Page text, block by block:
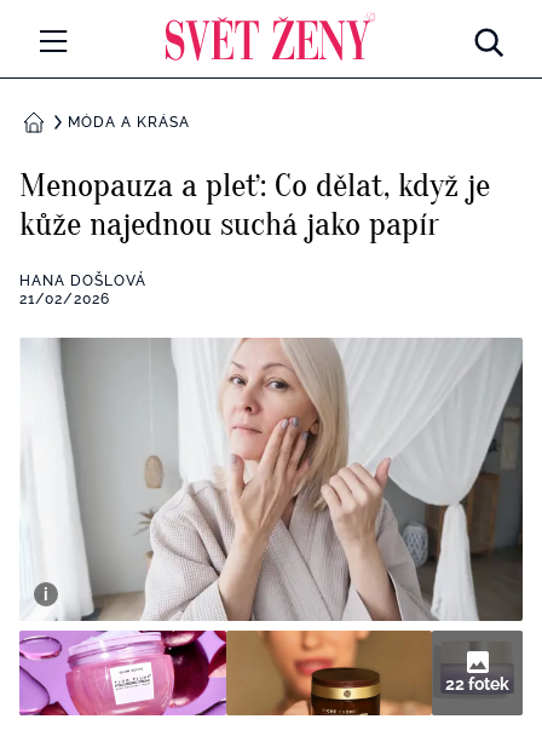
Všechny kategorie
RETROHUBKY
PSYCHOLOGIE
Všechny kategorie
Seberozvoj
Všechny kategorie
Životní styl
ZÁBAVA
Všechny kategorie
Testy a kvízy
BYDLENÍ
Všechny kategorie
Tvoření
Rady a tipy
BurdaMedia
Extra
SVĚT ŽENY - 599 KČ
ROČNÍ PŘEDPLATNÉ SVĚT ŽENY +
SADA PRODUKTŮ MANA (10 ks)
DOMŮMÓDA A KRÁSA
Menopauza a pleť: Co dělat, když je
kůže najednou suchá jako papír
HANA DOŠLOVÁ
21/02/2026
22 fotek